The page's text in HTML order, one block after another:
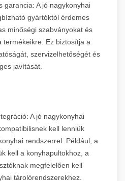
garancia: A jó nagykonyhai
gyártóktól érdemes
minőségi szabványokat és
termékeikre. Ez biztosítja a
szervizelhetőségét és
javítását.
A jó nagykonyhai
kell lenniük
rendszerrel. Például, a
kell a konyhapultokhoz, a
megfelelően kell
tárolórendszerekhez.